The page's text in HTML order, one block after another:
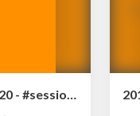
20200206_さくらじまハウス2020 - #session_3_進行.pdf